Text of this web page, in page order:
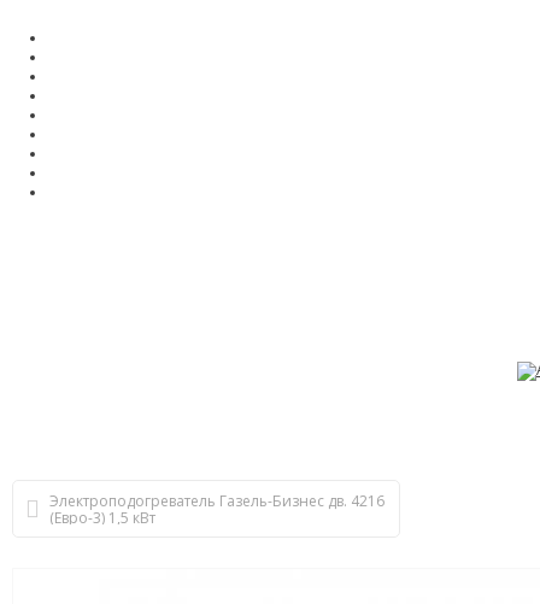
Электроподогреватель Газель-Бизнес дв. 4216
(Евро-3) 1,5 кВт